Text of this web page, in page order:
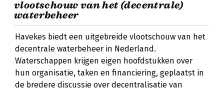
vlootschouw van het (decentrale)
waterbeheer
Havekes biedt een uitgebreide vlootschouw van het
decentrale waterbeheer in Nederland.
Waterschappen krijgen eigen hoofdstukken over
hun organisatie, taken en financiering, geplaatst in
de bredere discussie over decentralisatie van